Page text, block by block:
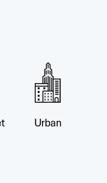
Urban